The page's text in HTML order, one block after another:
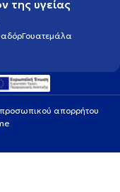
της υγείας
Γουατεμάλα
απορρήτου